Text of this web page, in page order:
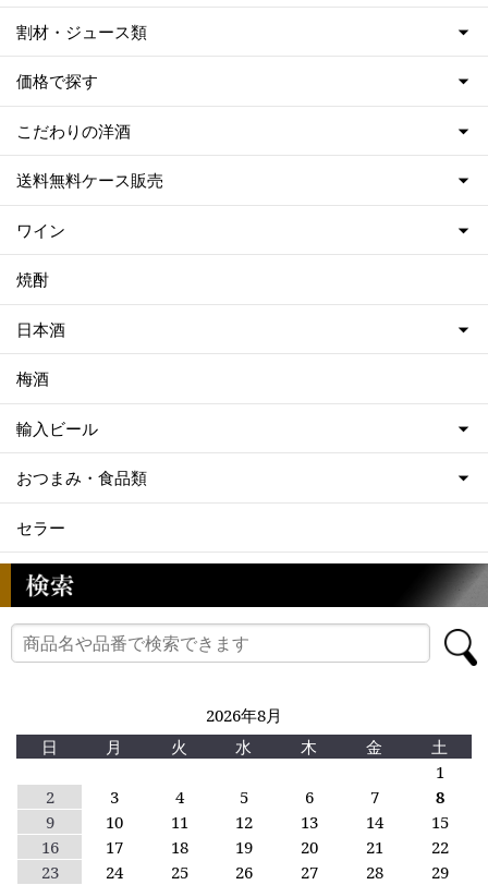
割材・ジュース類
価格で探す
こだわりの洋酒
送料無料ケース販売
ワイン
焼酎
日本酒
梅酒
輸入ビール
おつまみ・食品類
セラー
2026年8月
日
月 火 水 木 金
土
1
2
3 4 5 6 7
8
9
10 11 12 13 14
15
16
17 18 19 20 21
22
23
24 25 26 27 28
29